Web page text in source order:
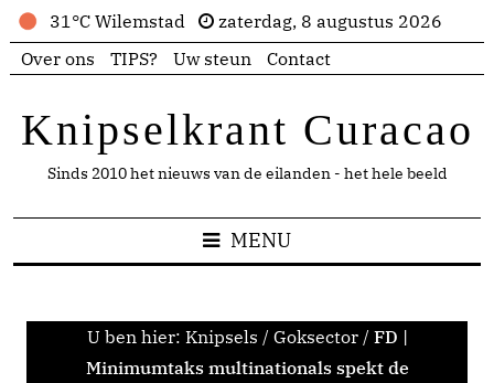
31°C Wilemstad
zaterdag, 8 augustus 2026
Over ons
TIPS? Uw steun Contact
Knipselkrant Curacao
Sinds 2010 het nieuws van de eilanden - het hele beeld
MENU
U ben hier: Knipsels / Goksector / FD |
Minimumtaks multinationals spekt de